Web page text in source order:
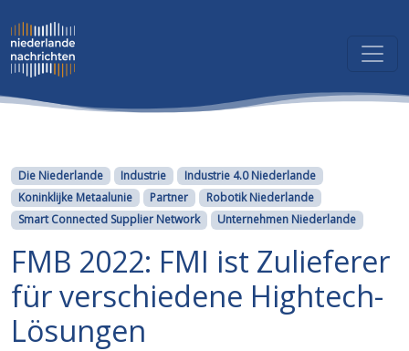
Kategorien
Die Niederlande Industrie
Industrie 4.0 Niederlande
Koninklijke Metaalunie
Partner
Robotik Niederlande
Smart Connected Supplier Network
Unternehmen Niederlande
FMB 2022: FMI ist Zulieferer
für verschiedene Hightech-
Lösungen